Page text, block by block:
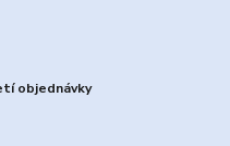
objednávky